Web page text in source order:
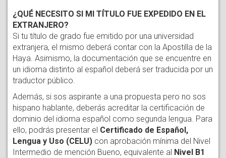
¿QUÉ NECESITO SI MI TÍTULO FUE EXPEDIDO EN EL
EXTRANJERO?
Si tu título de grado fue emitido por una universidad
extranjera, el mismo deberá contar con la Apostilla de la
Haya. Asimismo, la documentación que se encuentre en
un idioma distinto al español deberá ser traducida por un
traductor público.
Además, si sos aspirante a una propuesta pero no sos
hispano hablante, deberás acreditar la certificación de
dominio del idioma español como segunda lengua. Para
ello, podrás presentar el Certificado de Español,
Lengua y Uso (CELU) con aprobación mínima del Nivel
Intermedio de mención Bueno, equivalente al Nivel B1